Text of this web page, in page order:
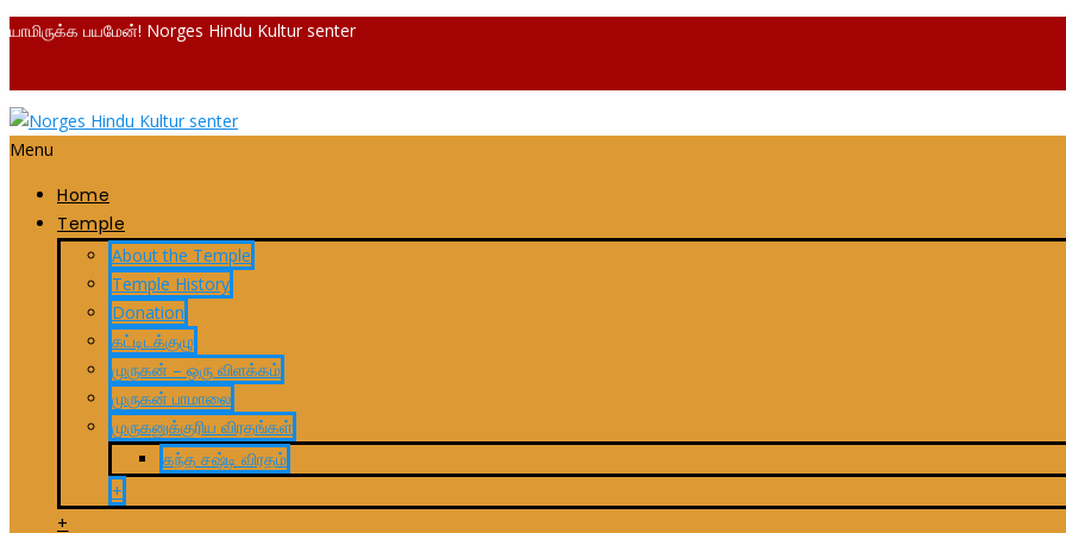
யாமிருக்க பயமேன்! Norges Hindu Kultur senter
Menu
Home
Temple
About the Temple
Temple History
Donation
கட்டிடக்குழு
முருகன் – ஒரு விளக்கம்
முருகன் பாமாலை
முருகனுக்குரிய விரதங்கள்
கந்த சஷ்டி விரதம்
+
+